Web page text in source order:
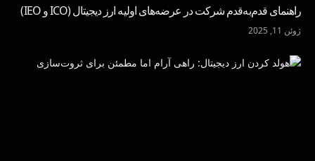
راهنمای قدم‌به‌قدم شرکت در عرضه‌های اولیه ارز دیجیتال (ICO و IEO)
ژوئن 11, 2025